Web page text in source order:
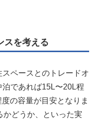
スを考える
ペースとのトレードオ
であれば15L〜20L程
の容量が目安となりま
どうか、といった実